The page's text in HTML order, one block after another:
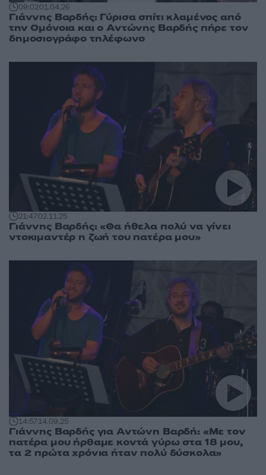
09:0201.04.26
Γιάννης Βαρδής: Γύρισα σπίτι κλαμένος από
την Ομόνοια και ο Αντώνης Βαρδής πήρε τον
δημοσιογράφο τηλέφωνο
21:4702.11.25
Γιάννης Βαρδής: «Θα ήθελα πολύ να γίνει
ντοκιμαντέρ η ζωή του πατέρα μου»
14:5714.09.25
Γιάννης Βαρδής για Αντώνη Βαρδή: «Με τον
πατέρα μου ήρθαμε κοντά γύρω στα 18 μου,
τα 2 πρώτα χρόνια ήταν πολύ δύσκολα»